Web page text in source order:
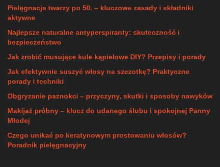
Pielęgnacja twarzy po 50. – kluczowe zasady i składniki
aktywne
Najlepsze naturalne antyperspiranty: skuteczność i
bezpieczeństwo
Jak zrobić musujące kule kąpielowe DIY? Przepisy i porady
Jak efektywnie suszyć włosy na szczotkę? Praktyczne
porady i techniki
Obgryzanie paznokci – przyczyny, skutki i sposoby nawyków
Makijaż próbny – klucz do udanego ślubu i spokojnej Panny
Młodej
Czego unikać po keratynowym prostowaniu włosów?
Poradnik pielęgnacyjny